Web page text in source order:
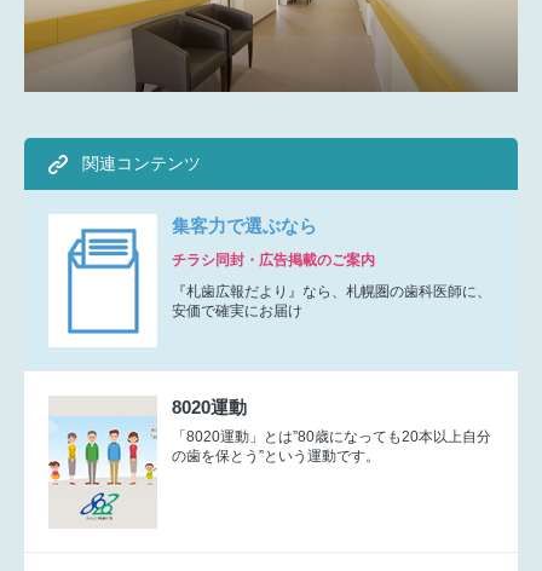
関連コンテンツ
集客力で選ぶなら
チラシ同封・広告掲載のご案内
『札歯広報だより』なら、札幌圏の歯科医師に、
安価で確実にお届け
8020運動
「8020運動」とは”80歳になっても20本以上自分
の歯を保とう”という運動です。